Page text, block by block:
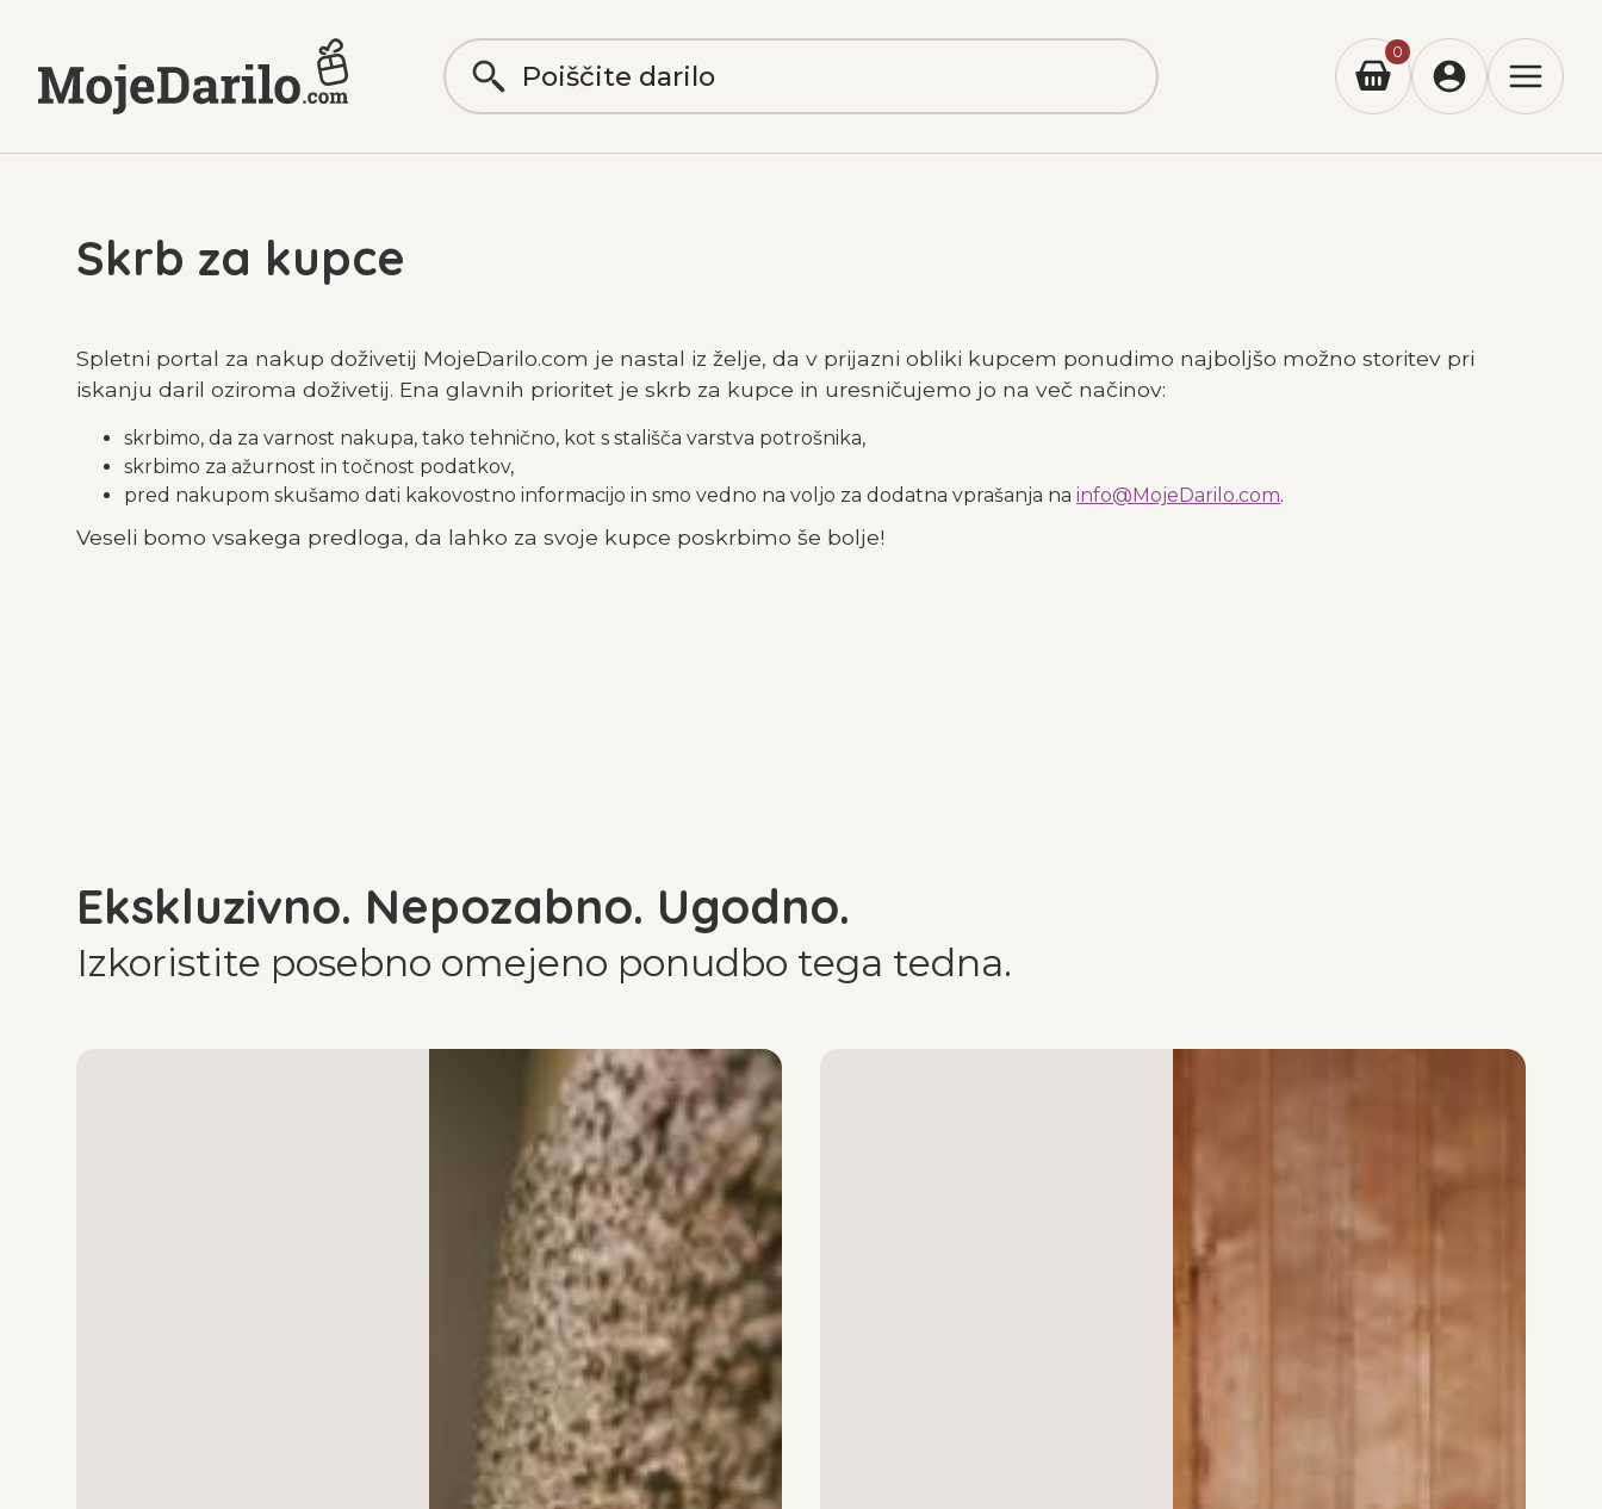
0
Skrb za kupce
Spletni portal za nakup doživetij MojeDarilo.com je nastal iz želje, da v prijazni obliki kupcem ponudimo najboljšo možno storitev pri
iskanju daril oziroma doživetij. Ena glavnih prioritet je skrb za kupce in uresničujemo jo na več načinov:
skrbimo, da za varnost nakupa, tako tehnično, kot s stališča varstva potrošnika,
skrbimo za ažurnost in točnost podatkov,
pred nakupom skušamo dati kakovostno informacijo in smo vedno na voljo za dodatna vprašanja na info@MojeDarilo.com.
Veseli bomo vsakega predloga, da lahko za svoje kupce poskrbimo še bolje!
Ekskluzivno. Nepozabno. Ugodno.
Izkoristite posebno omejeno ponudbo tega tedna.